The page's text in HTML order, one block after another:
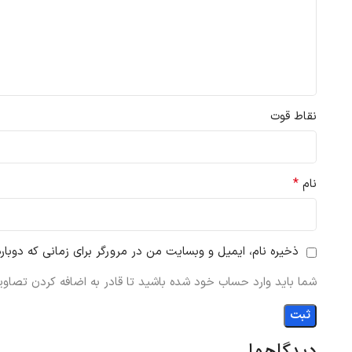
نقاط قوت
نام *
ذخیره نام، ایمیل و وبسایت من در مرورگر برای زمانی که
شما باید وارد حساب خود شده باشید تا قادر به اضافه کردن